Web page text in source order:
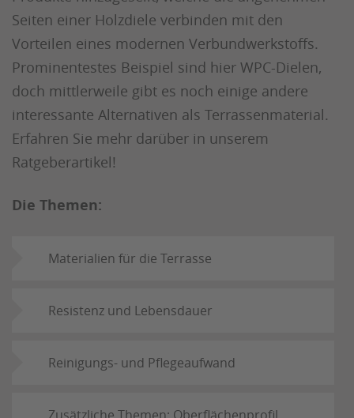
Seiten einer Holzdiele verbinden mit den
Vorteilen eines modernen Verbundwerkstoffs.
Prominentestes Beispiel sind hier WPC-Dielen,
doch mittlerweile gibt es noch einige andere
interessante Alternativen als Terrassenmaterial.
Erfahren Sie mehr darüber in unserem
Ratgeberartikel!
Die Themen:
Materialien für die Terrasse
Resistenz und Lebensdauer
Reinigungs- und Pflegeaufwand
Zusätzliche Themen: Oberflächenprofil,